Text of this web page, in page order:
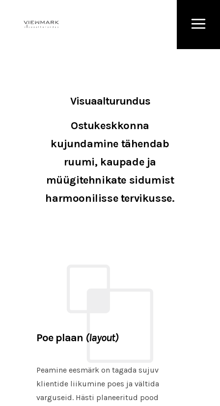
Visuaalturundus
Ostukeskkonna
kujundamine tähendab
ruumi, kaupade ja
müügitehnikate sidumist
harmoonilisse tervikusse.
Poe plaan (layout)
Peamine eesmärk on tagada sujuv
klientide liikumine poes ja vältida
varguseid. Hästi planeeritud pood